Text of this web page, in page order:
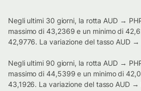
Negli ultimi 30 giorni, la rotta AUD →
massimo di 43,2369 e un minimo di
42,9776. La variazione del tasso AUD →
Negli ultimi 90 giorni, la rotta AUD →
massimo di 44,5399 e un minimo di
43,1926. La variazione del tasso AUD →